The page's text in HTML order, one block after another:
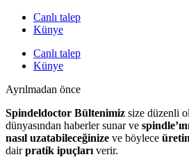
Canlı talep
Künye
Canlı talep
Künye
Ayrılmadan önce
Spindeldoctor Bültenimiz size düzenli
dünyasından haberler sunar ve
nasıl uzatabileceğinize ve böylece
dairpratik ipuçları verir.